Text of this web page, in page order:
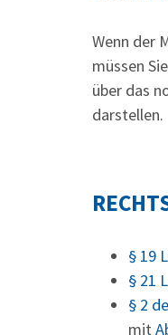
Wenn der
müssen
über das
darstellen.
§ 19
§ 21
§ 2
mit